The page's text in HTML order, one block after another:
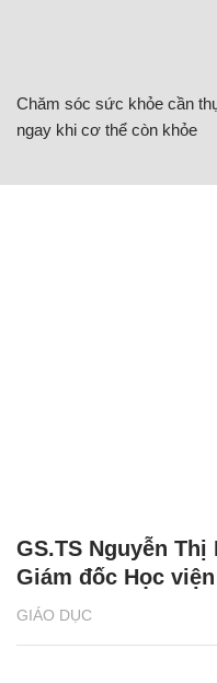
Chăm sóc sức khỏe cần
ngay khi cơ thể còn khỏe
GIÁO DỤC
GS.TS Nguyễn
Giám đốc Học